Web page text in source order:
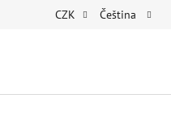
CZK Čeština